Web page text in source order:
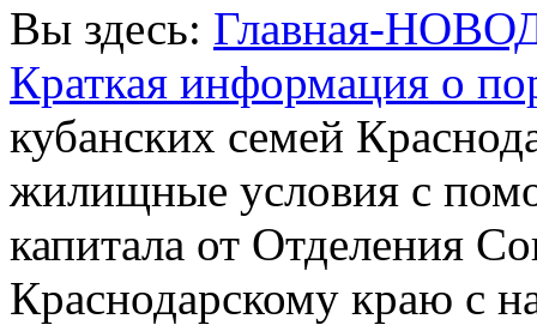
Вы здесь: Главная-
Краткая информация о
кубанских семей
жилищные условия с
капитала от Отделения
Краснодарскому краю с